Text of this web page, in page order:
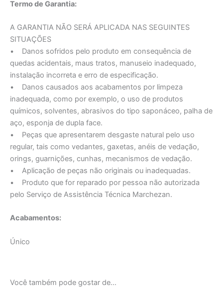
Termo de Garantia:
A GARANTIA NÃO SERÁ APLICADA NAS SEGUINTES
SITUAÇÕES
• Danos sofridos pelo produto em consequência de
quedas acidentais, maus tratos, manuseio inadequado,
instalação incorreta e erro de especificação.
• Danos causados aos acabamentos por limpeza
inadequada, como por exemplo, o uso de produtos
químicos, solventes, abrasivos do tipo saponáceo, palha de
aço, esponja de dupla face.
• Peças que apresentarem desgaste natural pelo uso
regular, tais como vedantes, gaxetas, anéis de vedação,
orings, guarnições, cunhas, mecanismos de vedação.
• Aplicação de peças não originais ou inadequadas.
• Produto que for reparado por pessoa não autorizada
pelo Serviço de Assistência Técnica Marchezan.
Acabamentos:
Único
Você também pode gostar de…